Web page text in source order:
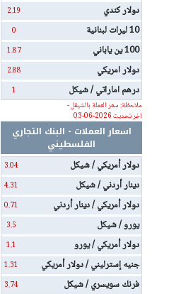
دولار كندي 2.19
10 ليرات لبنانية 0
100 ين ياباني 1.87
دولار امريكي 2.88
درهم اماراتي / شيكل
1
ملاحظة: سعر العملة بالشيقل -
اخر تحديث 2026-06-03
اسعار العملات - البنك التجاري
الفلسطيني
دولار أمريكي / شيكل
3.04
دينار أردني / شيكل 4.31
دولار أمريكي / دينار أردني 0.71
يورو / شيكل 3.5
دولار أمريكي / يورو 1.1
جنيه إسترليني / دولار أمريكي 1.31
فرنك سويسري / شيكل 3.74